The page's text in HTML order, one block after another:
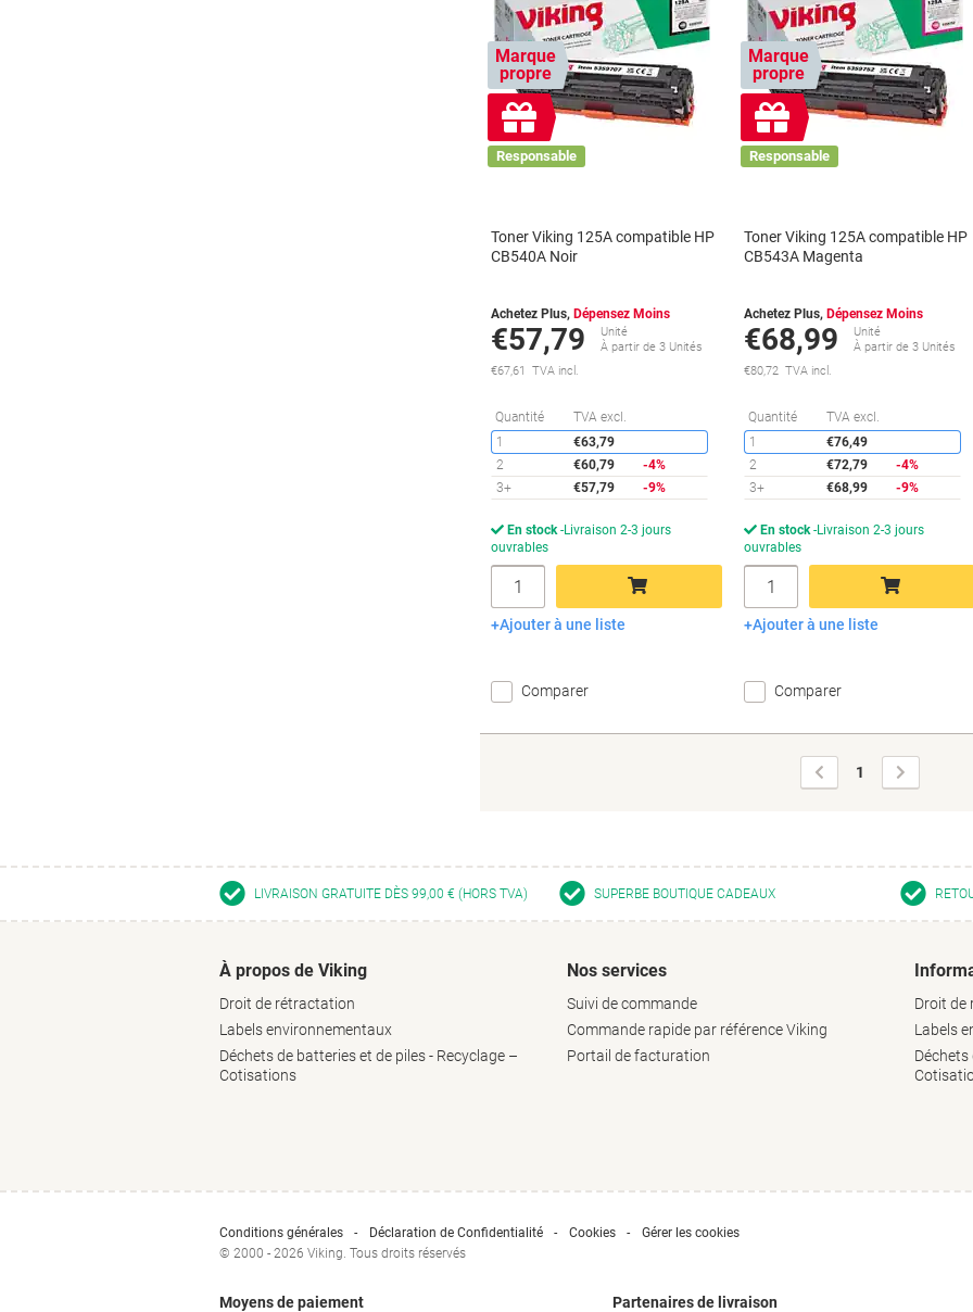
Marque
propre
Cadeau
gratuit
Responsable
Toner Viking 125A compatible HP
CB540A Noir
Achetez Plus, Dépensez Moins
€57,79
Unité
À partir de 3 Unités
€67,61 TVA incl.
Quantité TVA excl.
Économies
1
€63,79
2
€60,79
-4%
3+
€57,79 -9%
En stock Livraison 2-3 jours
ouvrables
Quantité
Ajouter au panier
Ajouter à une liste
Comparer
Marque
propre
Cadeau
gratuit
Responsable
Toner Viking 125A compatible HP
CB543A Magenta
Achetez Plus, Dépensez Moins
€68,99
Unité
À partir de 3 Unités
€80,72 TVA incl.
Quantité TVA excl.
1
€76,49
2
€72,79
-4%
3+
€68,99 -9%
En stock Livraison 2-3 jours
ouvrables
Quantité
Ajouter au panier
Ajouter à une liste
Comparer
Page
précédente
1
suivante
LIVRAISON GRATUITE DÈS 99,00 € (HORS TVA) SUPERBE BOUTIQUE CADEAUX
À propos de Viking
Droit de rétractation
Labels environnementaux
Déchets de batteries et de piles - Recyclage –
Cotisations
Nos services
Suivi de commande
Commande rapide par référence Viking
Portail de facturation
Droit de
Labels
Déchets
Conditions générales Déclaration de Confidentialité Cookies
Gérer les cookies
© 2000 - 2026 Viking. Tous droits réservés
Moyens de paiement Partenaires de livraison